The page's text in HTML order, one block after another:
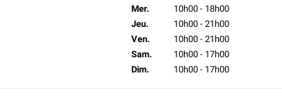
Mer.
10h00 - 18h00
Jeu.
10h00 - 21h00
Ven.
10h00 - 21h00
Sam.
10h00 - 17h00
Dim.
10h00 - 17h00